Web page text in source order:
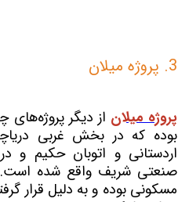
3. پروژه میلان
پروژه میلان
بوده که در بخش غربی
اردستانی و اتوبان حکیم و
صنعتی شریف واقع شده است.
مسکونی بوده و به دلیل قرار